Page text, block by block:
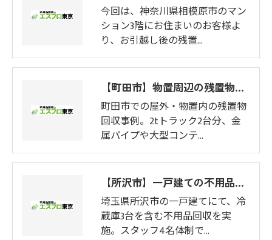
今回は、神奈川県相模原市のマン
ション3階にお住まいのお客様よ
り、お引越し後の残置…
【町田市】物置周辺の残置物回収
町田市での屋外・物置内の残置物
回収事例。2tトラック2台分、金
属パイプや大型コンテ…
【所沢市】一戸建ての不用品回収
埼玉県所沢市の一戸建てにて、冷
蔵庫3台を含む不用品回収を実
施。スタッフ4名体制で…